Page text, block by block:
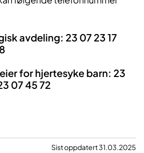
avdeling: 23 07 23 17
for hjertesyke barn: 23
07 45 72
Sist oppdatert 31.03.2025